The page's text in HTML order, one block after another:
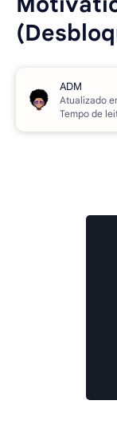
Atualizado
Tempo de